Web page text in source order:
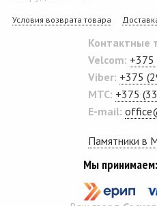
Условия возврата товара
Контактные
Velcom:
Viber: +375
MTC: +375
E-mail:
Памятники в
Мы принимаем: